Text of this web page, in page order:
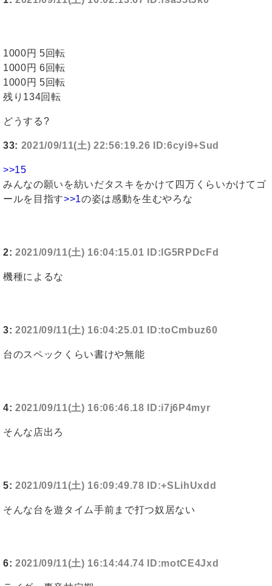
1000円 5回転
1000円 6回転
1000円 5回転
残り134回転
どうする?
33: 2021/09/11(土) 22:56:19.26 ID:6cyi9+Sud
>>15
みんなの願いを紡いだタスキをかけて四万くらいかけてゴ
ールを目指す>>1の姿は感動を生むやろな
2: 2021/09/11(土) 16:04:15.01 ID:lG5RPDcFd
機種によるな
3: 2021/09/11(土) 16:04:25.01 ID:toCmbuz60
台のスペックくらい書けや無能
4: 2021/09/11(土) 16:06:46.18 ID:i7j6P4myr
そんな店出ろ
5: 2021/09/11(土) 16:09:49.78 ID:+SLihUxdd
そんな台を遊タイム手前まで打つ奴居ない
6: 2021/09/11(土) 16:14:44.74 ID:motCE4Jxd